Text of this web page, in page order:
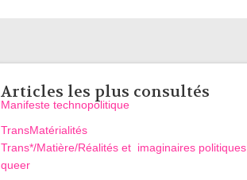
Articles les plus consultés
Manifeste technopolitique
TransMatérialités
Trans*/Matière/Réalités et imaginaires politiques
queer